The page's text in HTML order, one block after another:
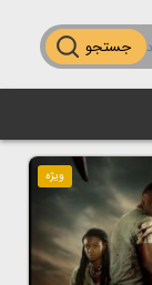
جستجو
ویژه